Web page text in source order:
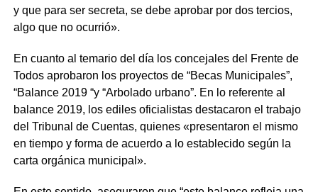
y que para ser secreta, se debe aprobar por dos tercios,
algo que no ocurrió».
En cuanto al temario del día los concejales del Frente de
Todos aprobaron los proyectos de “Becas Municipales”,
“Balance 2019 “y “Arbolado urbano”. En lo referente al
balance 2019, los ediles oficialistas destacaron el trabajo
del Tribunal de Cuentas, quienes «presentaron el mismo
en tiempo y forma de acuerdo a lo establecido según la
carta orgánica municipal».